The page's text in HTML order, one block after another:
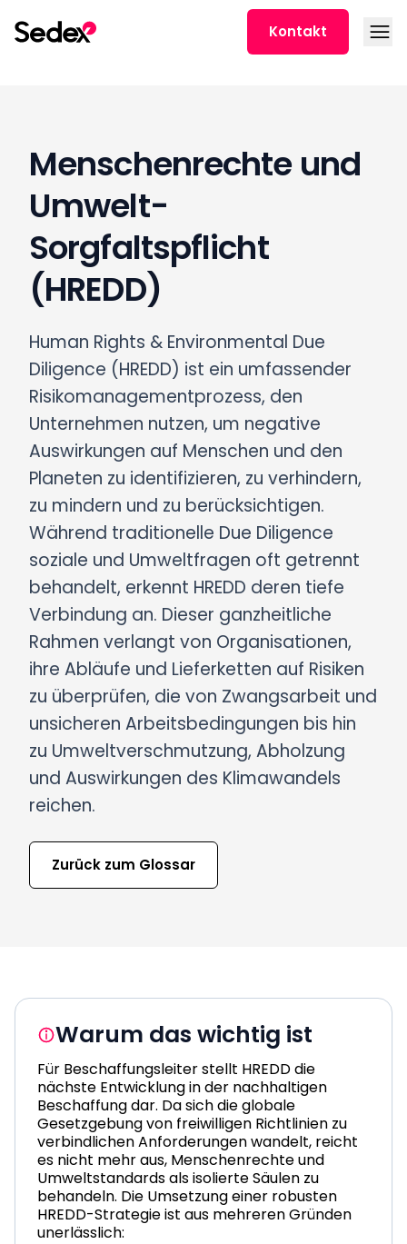
Kontakt
Menschenrechte und
Umwelt-
Sorgfaltspflicht
(HREDD)
Human Rights & Environmental Due
Diligence (HREDD) ist ein umfassender
Risikomanagementprozess, den
Unternehmen nutzen, um negative
Auswirkungen auf Menschen und den
Planeten zu identifizieren, zu verhindern,
zu mindern und zu berücksichtigen.
Während traditionelle Due Diligence
soziale und Umweltfragen oft getrennt
behandelt, erkennt HREDD deren tiefe
Verbindung an. Dieser ganzheitliche
Rahmen verlangt von Organisationen,
ihre Abläufe und Lieferketten auf Risiken
zu überprüfen, die von Zwangsarbeit und
unsicheren Arbeitsbedingungen bis hin
zu Umweltverschmutzung, Abholzung
und Auswirkungen des Klimawandels
reichen.
Zurück zum Glossar
Warum das wichtig ist
Für Beschaffungsleiter stellt HREDD die
nächste Entwicklung in der nachhaltigen
Beschaffung dar. Da sich die globale
Gesetzgebung von freiwilligen Richtlinien zu
verbindlichen Anforderungen wandelt, reicht
es nicht mehr aus, Menschenrechte und
Umweltstandards als isolierte Säulen zu
behandeln. Die Umsetzung einer robusten
HREDD-Strategie ist aus mehreren Gründen
unerlässlich: